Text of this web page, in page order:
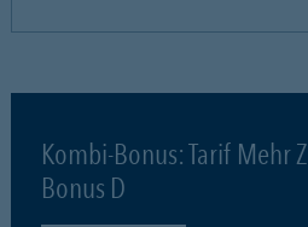
Kombi-Bonus: Tarif Mehr
Bonus D